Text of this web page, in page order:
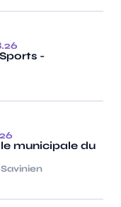
-
municipale du